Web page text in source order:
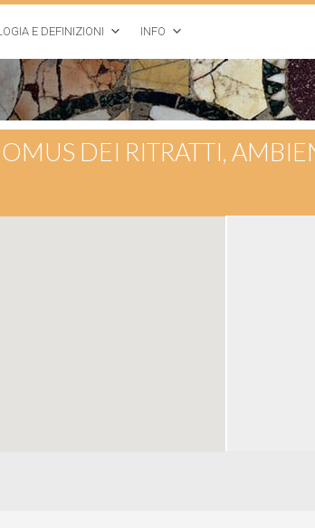
E DEFINIZIONI INFO
DEI RITRATTI,